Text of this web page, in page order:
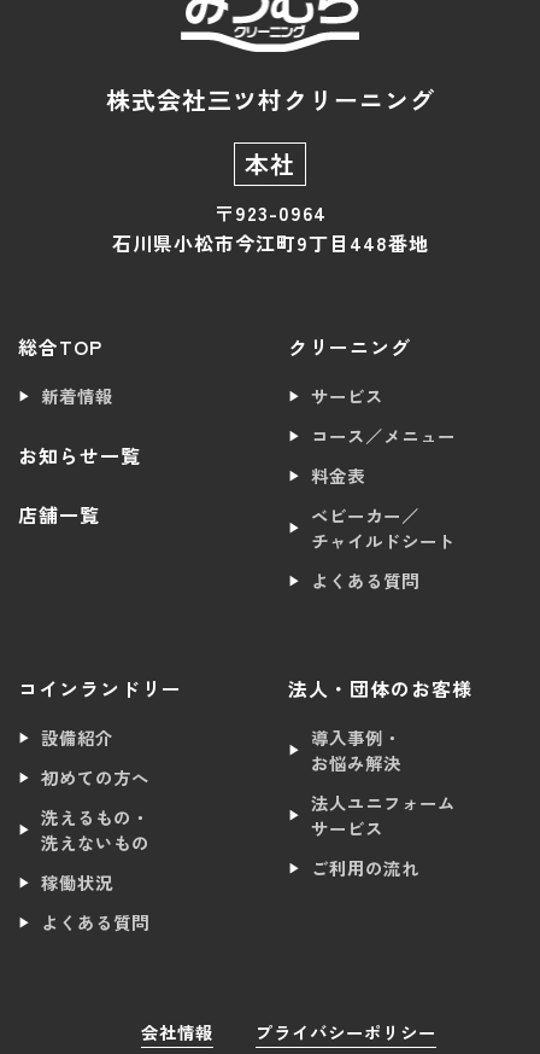
株式会社三ツ村クリーニング
本社
〒923-0964
石川県小松市今江町9丁目448番地
総合TOP
新着情報
お知らせ一覧
店舗一覧
クリーニング
サービス
コース／メニュー
料金表
ベビーカー／
チャイルドシート
よくある質問
コインランドリー
設備紹介
初めての方へ
洗えるもの・
洗えないもの
稼働状況
よくある質問
法人・団体のお客様
導入事例・
お悩み解決
法人ユニフォーム
サービス
ご利用の流れ
会社情報 プライバシーポリシー